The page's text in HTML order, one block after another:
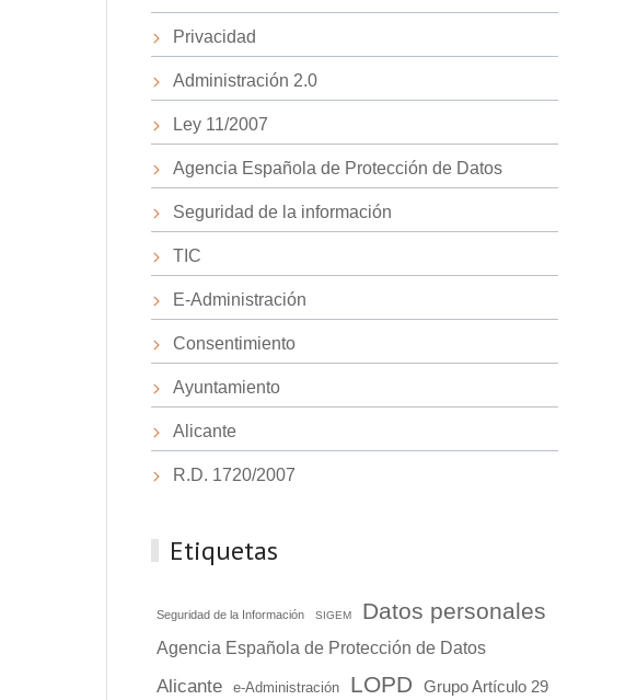
Privacidad
Administración 2.0
Ley 11/2007
Agencia Española de Protección de Datos
Seguridad de la información
TIC
E-Administración
Consentimiento
Ayuntamiento
Alicante
R.D. 1720/2007
Etiquetas
Seguridad de la Información SIGEM Datos personales
Agencia Española de Protección de Datos
Alicante e-Administración LOPD Grupo Artículo 29